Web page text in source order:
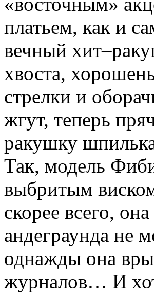
платьем, как и
вечный
хвоста,
стрелки и
жгут, теперь
ракушку
Так, модель
выбритым
скорее всего,
андеграунда не
однажды она
журналов… И